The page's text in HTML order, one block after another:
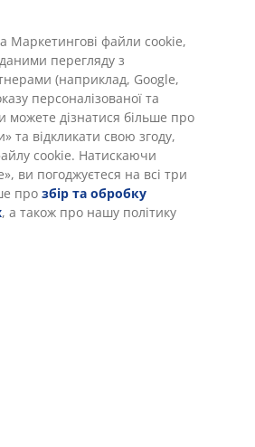
ваш досвід
файли cookie та мобільні
вам комфортне
cookie збирають інформацію про
статистики та